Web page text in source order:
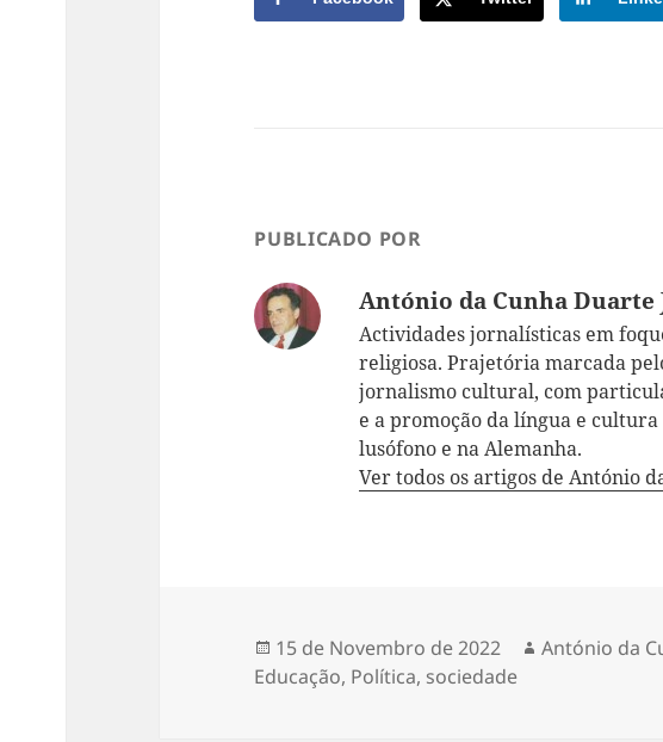
PUBLICADO POR
António da Cunha Duarte
Actividades jornalísticas em
religiosa. Prajetória marcada
jornalismo cultural, com
e a promoção da língua e
lusófono e na Alemanha.
Ver todos os artigos de António
Publicado
a
15 de Novembro de 2022 Autor
António da
Educação, Política, sociedade